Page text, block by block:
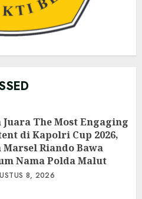
Juara The Most Engaging
di Kapolri Cup 2026,
Marsel Riando Bawa
Nama Polda Malut
8, 2026